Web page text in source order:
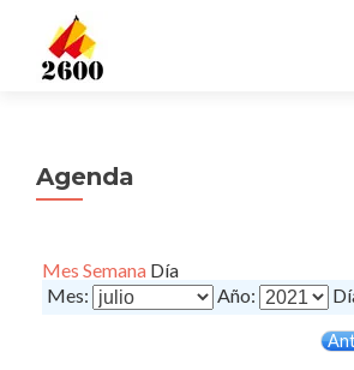
Agenda
Mes Semana Día
Mes:
Año: